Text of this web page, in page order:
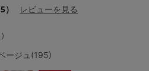
5） レビューを見る
ージュ(195)